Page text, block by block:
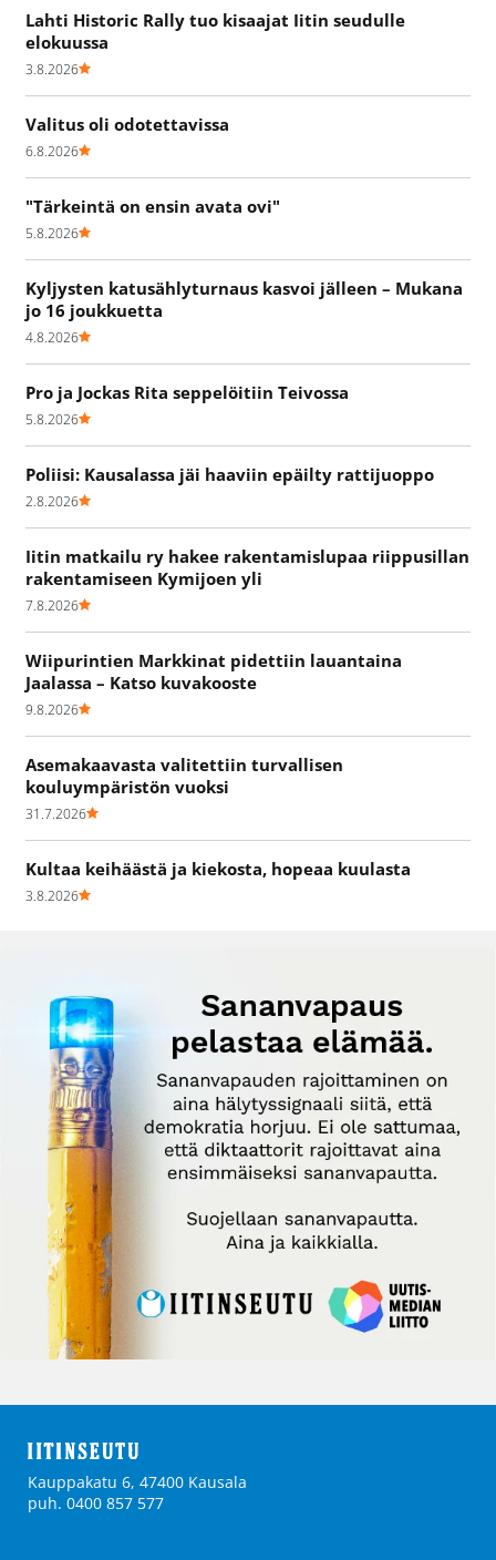
Lahti Historic Rally tuo kisaajat Iitin seudulle
elokuussa
3.8.2026
Valitus oli odotettavissa
6.8.2026
"Tärkeintä on ensin avata ovi"
5.8.2026
Kyljysten katusählyturnaus kasvoi jälleen – Mukana
jo 16 joukkuetta
4.8.2026
Pro ja Jockas Rita seppelöitiin Teivossa
5.8.2026
Poliisi: Kausalassa jäi haaviin epäilty rattijuoppo
2.8.2026
Iitin matkailu ry hakee rakentamislupaa riippusillan
rakentamiseen Kymijoen yli
7.8.2026
Wiipurintien Markkinat pidettiin lauantaina
Jaalassa – Katso kuvakooste
9.8.2026
Asemakaavasta valitettiin turvallisen
kouluympäristön vuoksi
31.7.2026
Kultaa keihäästä ja kiekosta, hopeaa kuulasta
3.8.2026
Kauppakatu 6, 47400 Kausala
puh. 0400 857 577